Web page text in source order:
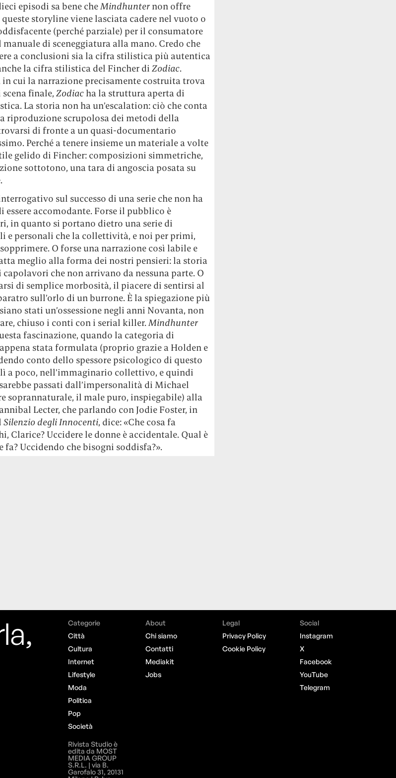
episodi sa bene cheMindhunter non offre
storyline viene lasciata cadere nel vuoto o
(perché parziale) per il consumatore
di sceneggiatura alla mano. Credo che
a conclusioni sia la cifra stilistica più autentica
la cifra stilistica del Fincher di Zodiac.
in cui la narrazione precisamente costruita trova
finale, Zodiac ha la struttura aperta di
La storia non ha un’escalation: ciò che conta
riproduzione scrupolosa dei metodi della
di fronte a un quasi-documentario
Perché a tenere insieme un materiale a volte
gelido di Fincher: composizioni simmetriche,
sottotono, una tara di angoscia posata su
sul successo di una serie che non ha
essere accomodante. Forse il pubblico è
in quanto si portano dietro una serie di
e personali che la collettività, e noi per primi,
O forse una narrazione così labile e
meglio alla forma dei nostri pensieri: la storia
che non arrivano da nessuna parte. O
di semplice morbosità, il piacere di sentirsi al
sull’orlo di un burrone. È la spiegazione più
stati un’ossessione negli anni Novanta, non
chiuso i conti con i serial killer. Mindhunter
fascinazione, quando la categoria di
stata formulata (proprio grazie a Holden e
conto dello spessore psicologico di questo
a poco, nell’immaginario collettivo, e quindi
passati dall’impersonalità di Michael
soprannaturale, il male puro, inspiegabile) alla
Lecter, che parlando con Jodie Foster, in
Silenzio degli Innocenti, dice: «Che cosa fa
Clarice? Uccidere le donne è accidentale. Qual è
fa? Uccidendo che bisogni soddisfa?».
Categorie
Città
Cultura
Internet
Lifestyle
Moda
Politica
Pop
Società
About
Chi siamo
Contatti
Mediakit
Jobs
Legal
Privacy Policy
Cookie Policy
Social
Instagram
X
Facebook
YouTube
Telegram
Rivista Studio è
edita da MOST
MEDIA GROUP
S.R.L. | via B.
Garofalo 31, 20131